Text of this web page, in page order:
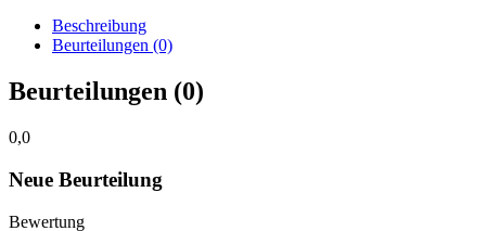
Beschreibung
Beurteilungen (0)
Beurteilungen (0)
0,0
Neue Beurteilung
Bewertung